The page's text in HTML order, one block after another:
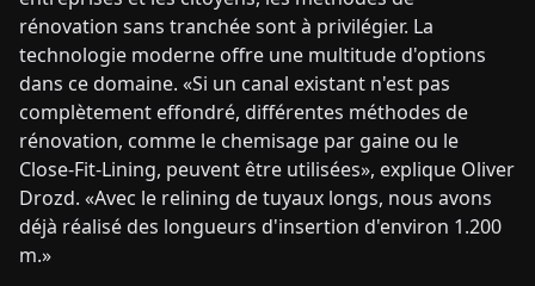
rénovation sans tranchée sont à privilégier. La
technologie moderne offre une multitude d'options
dans ce domaine. «Si un canal existant n'est pas
complètement effondré, différentes méthodes de
rénovation, comme le chemisage par gaine ou le
Close-Fit-Lining, peuvent être utilisées», explique Oliver
Drozd. «Avec le relining de tuyaux longs, nous avons
déjà réalisé des longueurs d'insertion d'environ 1.200
m.»